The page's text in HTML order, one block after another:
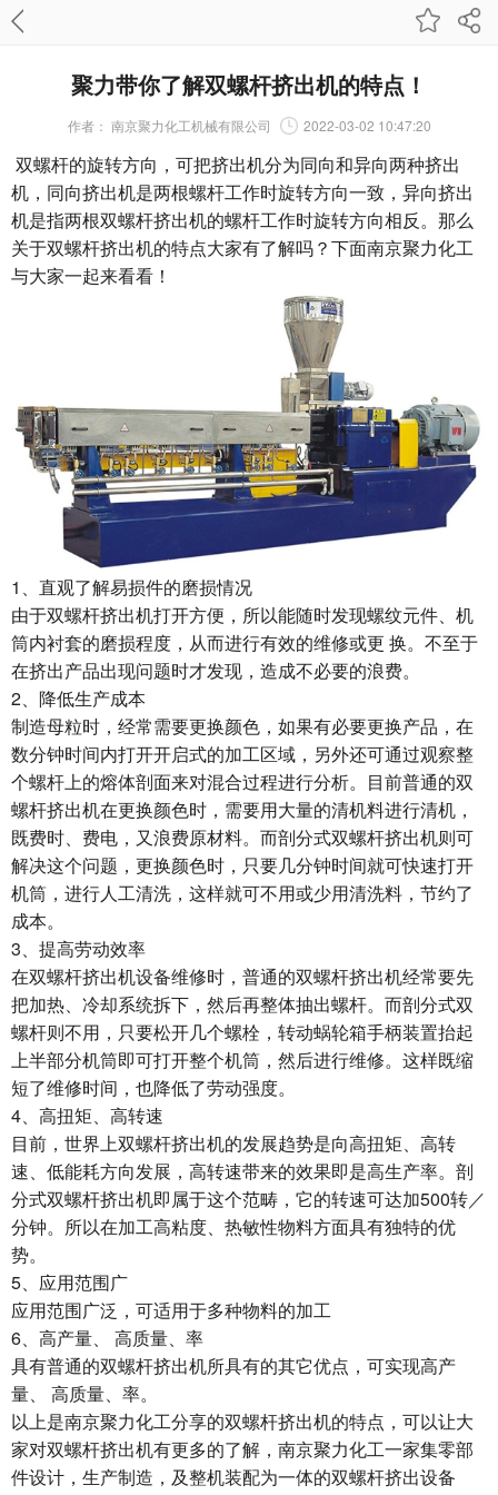
聚力带你了解双螺杆挤出机的特点！
作者： 南京聚力化工机械有限公司 2022-03-02 10:47:20
双螺杆的旋转方向，可把挤出机分为同向和异向两种挤出
机，同向挤出机是两根螺杆工作时旋转方向一致，异向挤出
机是指两根双螺杆挤出机的螺杆工作时旋转方向相反。那么
关于双螺杆挤出机的特点大家有了解吗？下面南京聚力化工
与大家一起来看看！
1、直观了解易损件的磨损情况
由于双螺杆挤出机打开方便，所以能随时发现螺纹元件、机
筒内衬套的磨损程度，从而进行有效的维修或更 换。不至于
在挤出产品出现问题时才发现，造成不必要的浪费。
2、降低生产成本
制造母粒时，经常需要更换颜色，如果有必要更换产品，在
数分钟时间内打开开启式的加工区域，另外还可通过观察整
个螺杆上的熔体剖面来对混合过程进行分析。目前普通的双
螺杆挤出机在更换颜色时，需要用大量的清机料进行清机，
既费时、费电，又浪费原材料。而剖分式双螺杆挤出机则可
解决这个问题，更换颜色时，只要几分钟时间就可快速打开
机筒，进行人工清洗，这样就可不用或少用清洗料，节约了
成本。
3、提高劳动效率
在双螺杆挤出机设备维修时，普通的双螺杆挤出机经常要先
把加热、冷却系统拆下，然后再整体抽出螺杆。而剖分式双
螺杆则不用，只要松开几个螺栓，转动蜗轮箱手柄装置抬起
上半部分机筒即可打开整个机筒，然后进行维修。这样既缩
短了维修时间，也降低了劳动强度。
4、高扭矩、高转速
目前，世界上双螺杆挤出机的发展趋势是向高扭矩、高转
速、低能耗方向发展，高转速带来的效果即是高生产率。剖
分式双螺杆挤出机即属于这个范畴，它的转速可达加500转／
分钟。所以在加工高粘度、热敏性物料方面具有独特的优
势。
5、应用范围广
应用范围广泛，可适用于多种物料的加工
6、高产量、 高质量、率
具有普通的双螺杆挤出机所具有的其它优点，可实现高产
量、 高质量、率。
以上是南京聚力化工分享的双螺杆挤出机的特点，可以让大
家对双螺杆挤出机有更多的了解，南京聚力化工一家集零部
件设计，生产制造，及整机装配为一体的双螺杆挤出设备